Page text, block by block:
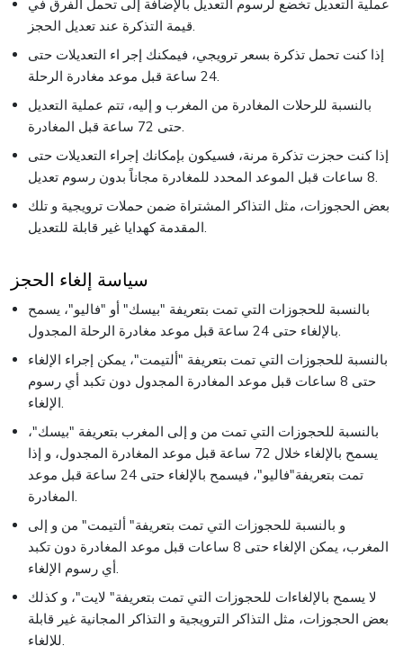
عملية التعديل تخضع لرسوم التعديل بالإضافة إلى تحمل الفرق في
إذا كنت تحمل تذكرة بسعر ترويجي، فيمكنك إجر اء التعديلات حتى
بالنسبة للرحلات المغادرة من المغرب و إليه، تتم عملية التعديل
إذا كنت حجزت تذكرة مرنة، فسيكون بإمكانك إجراء التعديلات حتى
بعض الحجوزات، مثل التذاكر المشتراة ضمن حملات ترويجية و تلك
سياسة إلغاء الحجز
بالنسبة للحجوزات التي تمت بتعريفة "بيسك" أو "فاليو"، يسمح
بالنسبة للحجوزات التي تمت بتعريفة "ألتيمت"، يمكن إجراء الإلغاء
حتى 8 ساعات قبل موعد المغادرة المجدول دون تكبد أي رسوم
بالنسبة للحجوزات التي تمت من و إلى المغرب بتعريفة "بيسك"،
يسمح بالإلغاء خلال 72 ساعة قبل موعد المغادرة المجدول، و إذا
تمت بتعريفة"فاليو"، فيسمح بالإلغاء حتى 24 ساعة قبل موعد
و بالنسبة للحجوزات التي تمت بتعريفة" ألتيمت" من و إلى
المغرب، يمكن الإلغاء حتى 8 ساعات قبل موعد المغادرة دون تكبد
لا يسمح بالإلغاءات للحجوزات التي تمت بتعريفة" لايت"، و كذلك
بعض الحجوزات، مثل التذاكر الترويجية و التذاكر المجانية غير قابلة